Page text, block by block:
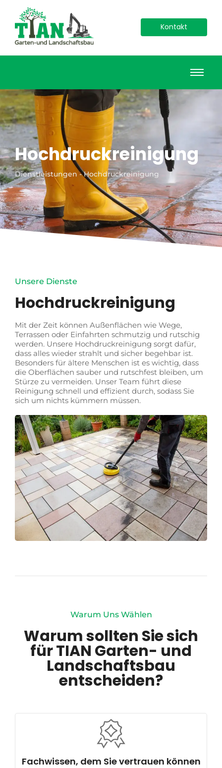
Kontakt
Hochdruckreinigung
Dienstleistungen - Hochdruckreinigung
Unsere Dienste
Hochdruckreinigung
Mit der Zeit können Außenflächen wie Wege,
Terrassen oder Einfahrten schmutzig und rutschig
werden. Unsere Hochdruckreinigung sorgt dafür,
dass alles wieder strahlt und sicher begehbar ist.
Besonders für ältere Menschen ist es wichtig, dass
die Oberflächen sauber und rutschfest bleiben, um
Stürze zu vermeiden. Unser Team führt diese
Reinigung schnell und effizient durch, sodass Sie
sich um nichts kümmern müssen.
Warum Uns Wählen
Warum sollten Sie sich
für TIAN Garten- und
Landschaftsbau
entscheiden?
Fachwissen, dem Sie vertrauen können